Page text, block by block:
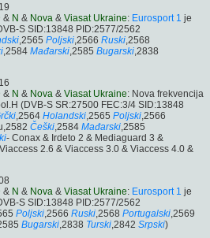
& N & Nova & Viasat Ukraine: Eurosport 1 je
S SID:13848 PID:2577/2562
,2565 Poljski,2566 Ruski,2568
,2584 Mađarski,2585 Bugarski,2838
& N & Nova & Viasat Ukraine: Nova frekvencija
(DVB-S SR:27500 FEC:3/4 SID:13848
,2564 Holandski,2565 Poljski,2566
Češki,2584 Mađarski,2585
- Conax & Irdeto 2 & Mediaguard 3 &
2.6 & Viaccess 3.0 & Viaccess 4.0 &
& N & Nova & Viasat Ukraine: Eurosport 1 je
S SID:13848 PID:2577/2562
Poljski,2566 Ruski,2568 Portugalski,2569
Bugarski,2838 Turski,2842 Srpski)